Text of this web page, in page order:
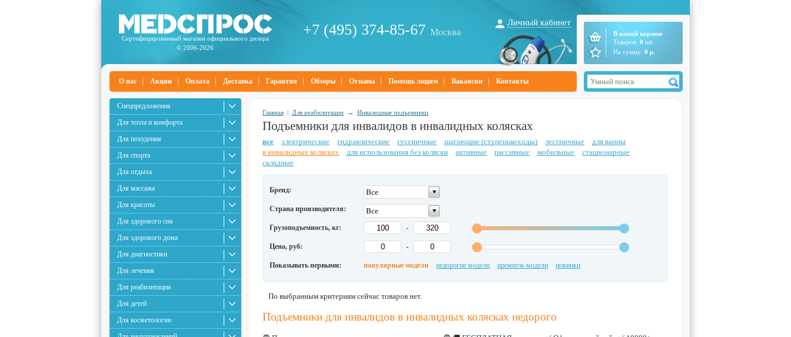
Сертифицированный магазин официального дилера
© 2006-2026
+7 (495) 374-85-67 Москва
Личный кабинет
В вашей корзине
Товаров: 0 шт.
На сумму: 0 р.
О нас Акции Оплата Доставка Гарантия Обзоры Отзывы Помощь людям Вакансии Контакты
Спецпредложения
Для тепла и комфорта
Для похудения
Для спорта
Для отдыха
Для массажа
Для красоты
Для здорового сна
Для здорового дома
Для диагностики
Для лечения
Для реабилитации
Для детей
Для косметологии
Главная | Для реабилитации → Инвалидные подъемники
Подъемники для инвалидов в инвалидных колясках
все электрические гидравлические гусеничные шагающие (ступенькоходы) лестничные
для ванны
в инвалидных колясках
для использования без коляски активные пассивные мобильные
стационарные
складные
Бренд: Все
Страна производителя: Все
Грузоподъемность, кг: -
Цена, руб: -
Показывать первыми: популярные модели недорогие модели премиум-модели новинки
По выбранным критериям сейчас товаров нет.
Подъемники для инвалидов в инвалидных колясках недорого